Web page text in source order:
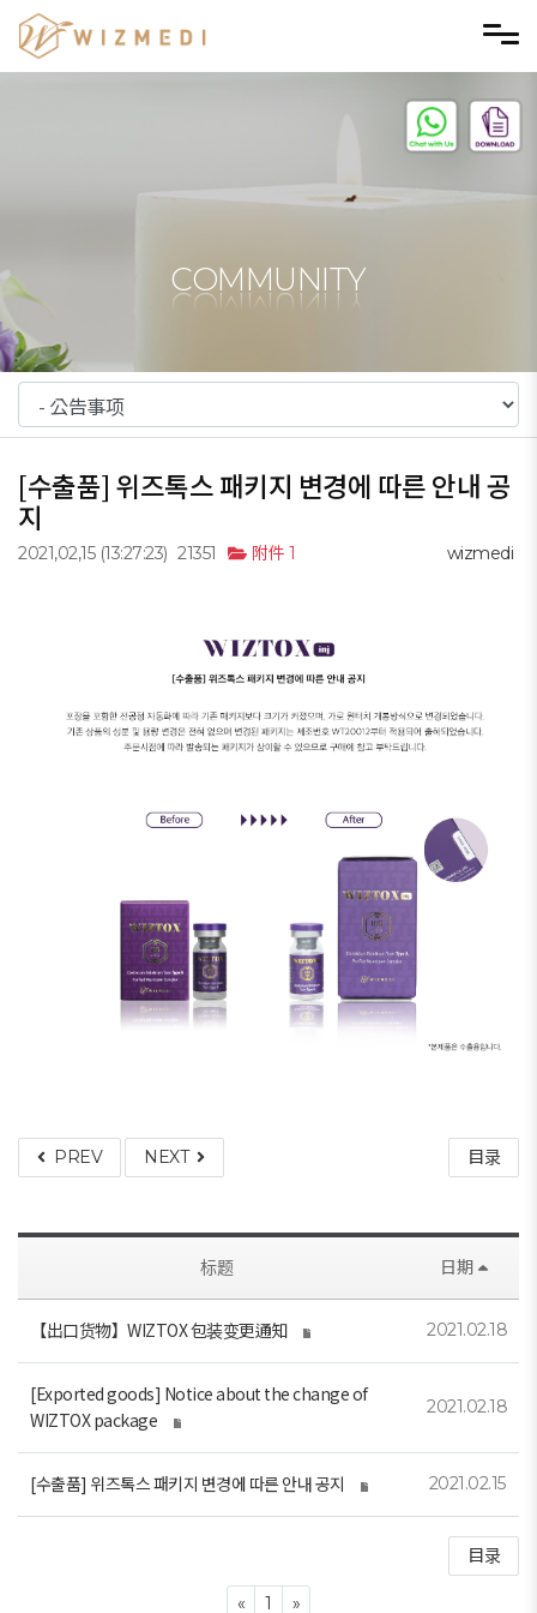
Skip to menu
COMMUNITY
[수출품] 위즈톡스 패키지 변경에 따른 안내 공
지
wizmedi
2021,02,15 (13:27:23) 21351 附件 1
PREV NEXT 目录
标题 日期
【出口货物】WIZTOX 包装变更通知 2021.02.18
[Exported goods] Notice about the change of
WIZTOX package
2021.02.18
[수출품] 위즈톡스 패키지 변경에 따른 안내 공지 2021.02.15
目录
«Previous
1 »Next